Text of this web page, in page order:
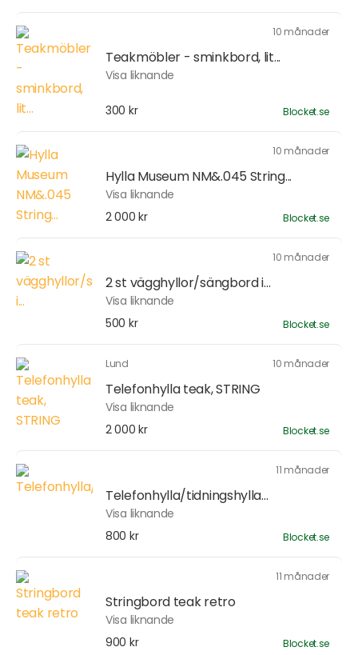
10 månader
Teakmöbler - sminkbord, lit...
Visa liknande
300 kr Blocket.se
10 månader
Hylla Museum NM&.045 String...
Visa liknande
2 000 kr
Blocket.se
10 månader
2 st vägghyllor/sängbord i...
Visa liknande
500 kr
Blocket.se
Lund 10 månader
Telefonhylla teak, STRING
Visa liknande
2 000 kr
Blocket.se
11 månader
Telefonhylla/tidningshylla...
Visa liknande
800 kr
Blocket.se
11 månader
Stringbord teak retro
Visa liknande
900 kr
Blocket.se